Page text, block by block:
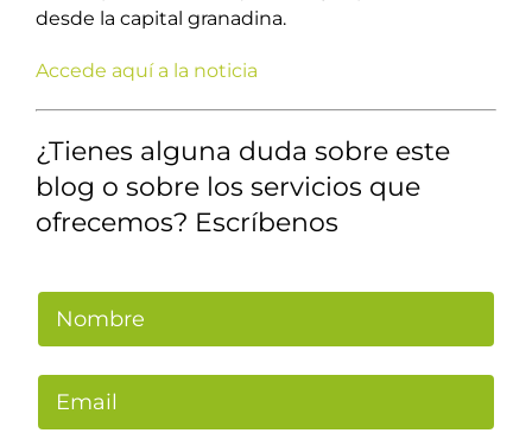
desde la capital granadina.
Accede aquí a la noticia
¿Tienes alguna duda sobre este
blog o sobre los servicios que
ofrecemos? Escríbenos